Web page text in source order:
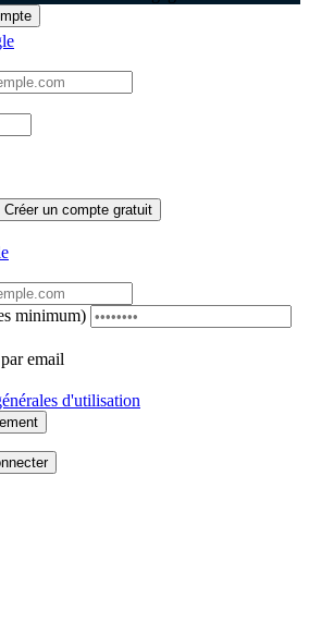
Créer un compte gratuit
minimum)
email
d'utilisation